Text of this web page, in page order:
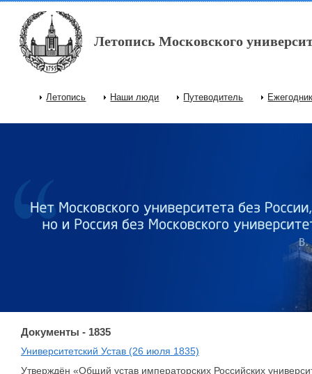
Перейти к основному содержанию
Летопись Московского
Главное меню
Летопись Наши люди Путеводитель
Документы - 1835
Университетский Устав (26 июля 1835)
Утверждён «Общий устав императорских Российских